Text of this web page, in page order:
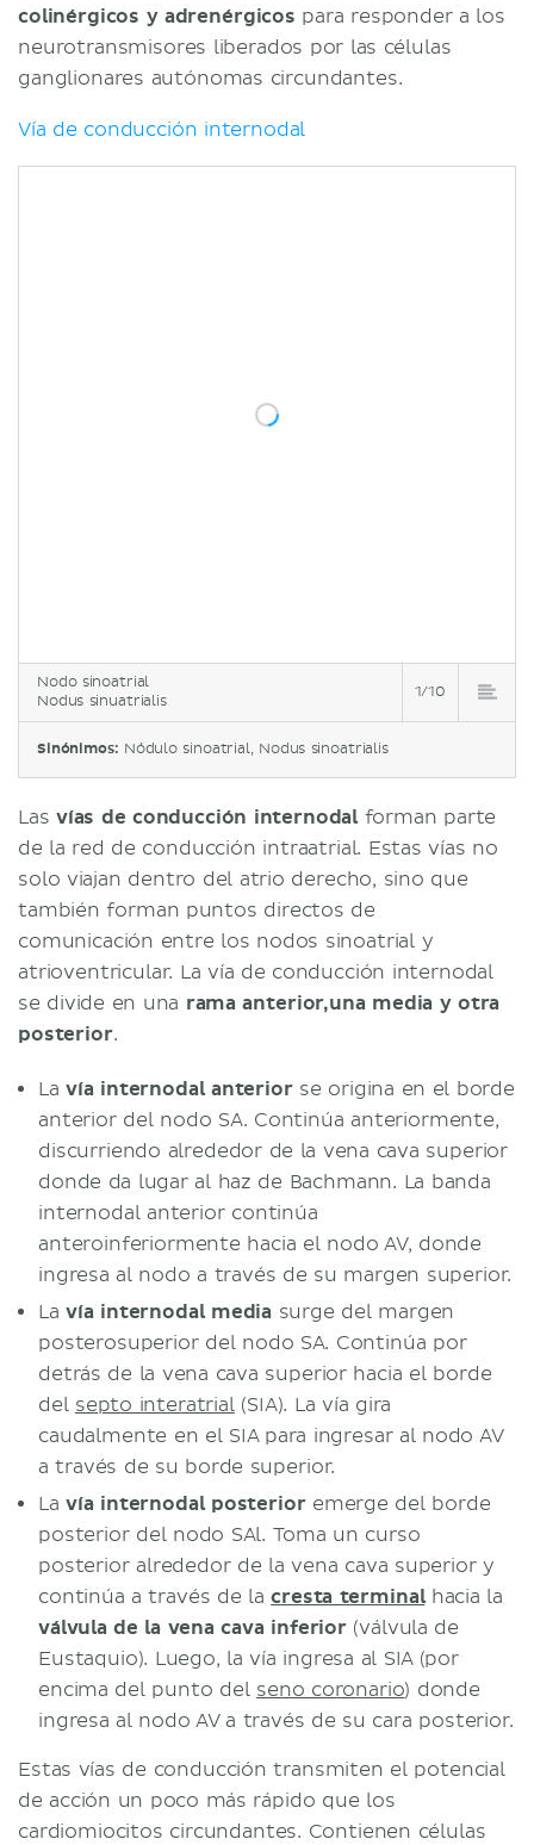
colinérgicos y adrenérgicos para responder a los
neurotransmisores liberados por las células
ganglionares autónomas circundantes.
Vía de conducción internodal
Nodo sinoatrial
Nodus sinuatrialis
1/10
Sinónimos: Nódulo sinoatrial, Nodus sinoatrialis
Las vías de conducción internodalforman parte
de la red de conducción intraatrial. Estas vías no
solo viajan dentro del atrio derecho, sino que
también forman puntos directos de
comunicación entre los nodos sinoatrial y
atrioventricular. La vía de conducción internodal
se divide en una rama anterior,una media y otra
posterior.
Lavía internodal anteriorse origina en el borde
anterior del nodo SA. Continúa anteriormente,
discurriendo alrededor de la vena cava superior
donde da lugar al haz de Bachmann. La banda
internodal anterior continúa
anteroinferiormente hacia el nodo AV, donde
ingresa al nodo a través de su margen superior.
Lavía internodal media surge del margen
posterosuperior del nodo SA. Continúa por
detrás de la vena cava superior hacia el borde
del septo interatrial(SIA). La vía gira
caudalmente en el SIA para ingresar al nodo AV
a través de su borde superior.
Lavía internodal posterioremerge del borde
posterior del nodo SAl. Toma un curso
posterior alrededor de la vena cava superior y
continúa a través de lacresta terminalhacia la
válvula de la vena cava inferior(válvula de
Eustaquio). Luego, la vía ingresa al SIA (por
encima del punto del seno coronario) donde
ingresa al nodo AV a través de su cara posterior.
Estas vías de conducción transmiten el potencial
de acción un poco más rápido que los
cardiomiocitos circundantes. Contienen células